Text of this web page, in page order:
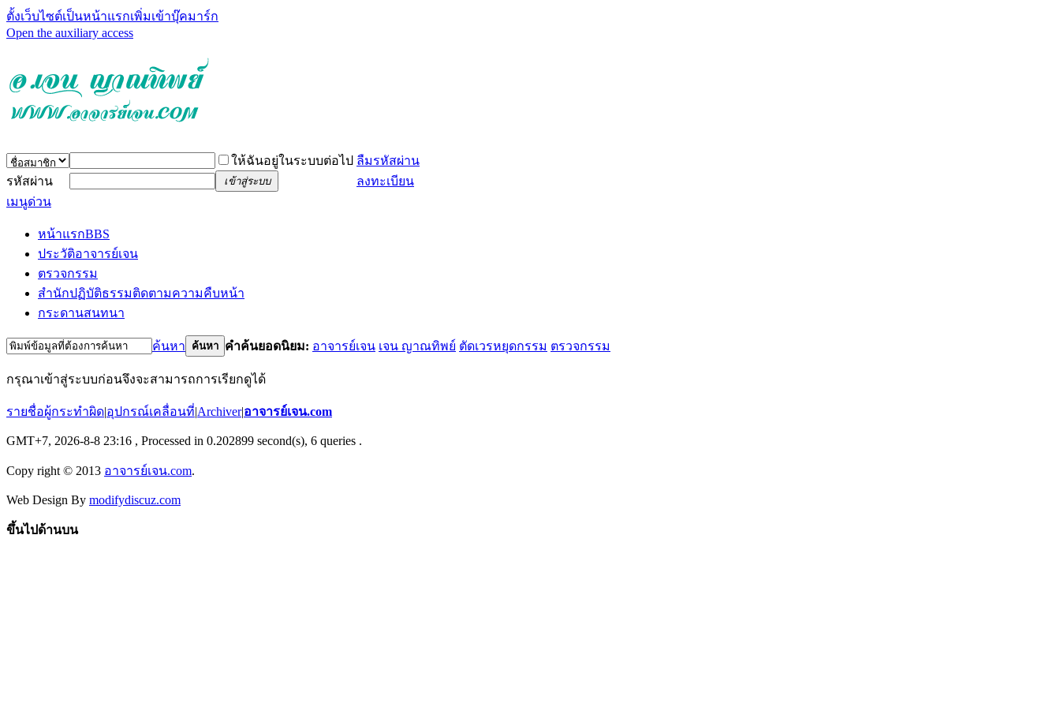
ตั้งเว็บไซต์เป็นหน้าแรกเพิ่มเข้าบุ๊คมาร์ก
Open the auxiliary access
ให้ฉันอยู่ในระบบต่อไป ลืมรหัสผ่าน
รหัสผ่าน
เข้าสู่ระบบ
ลงทะเบียน
เมนูด่วน
หน้าแรกBBS
ประวัติอาจารย์เจน
ตรวจกรรม
สำนักปฏิบัติธรรมติดตามความคืบหน้า
กระดานสนทนา
ค้นหา ค้นหา คำค้นยอดนิยม: อาจารย์เจน เจน ญาณทิพย์ ตัดเวรหยุดกรรม ตรวจกรรม
กรุณาเข้าสู่ระบบก่อนจึงจะสามารถการเรียกดูได้
รายชื่อผู้กระทำผิด|อุปกรณ์เคลื่อนที่|Archiver|อาจารย์เจน.com
GMT+7, 2026-8-8 23:16 , Processed in 0.202899 second(s), 6 queries .
Copy right © 2013 อาจารย์เจน.com.
Web Design By modifydiscuz.com
ขึ้นไปด้านบน